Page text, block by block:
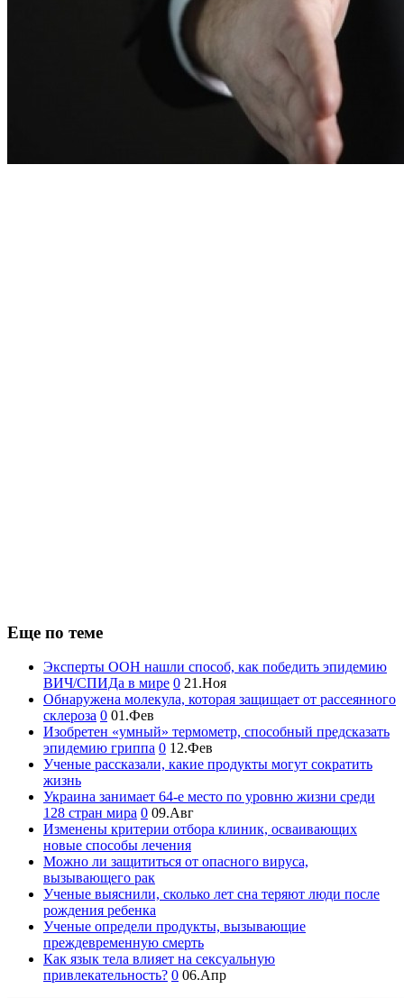
Еще по теме
Эксперты ООН нашли способ, как победить эпидемию
ВИЧ/СПИДа в мире 0 21.Ноя
Обнаружена молекула, которая защищает от рассеянного
склероза 0 01.Фев
Изобретен «умный» термометр, способный предсказать
эпидемию гриппа 0 12.Фев
Ученые рассказали, какие продукты могут сократить
жизнь
Украина занимает 64-е место по уровню жизни среди
128 стран мира 0 09.Авг
Изменены критерии отбора клиник, осваивающих
новые способы лечения
Можно ли защититься от опасного вируса,
вызывающего рак
Ученые выяснили, сколько лет сна теряют люди после
рождения ребенка
Ученые определи продукты, вызывающие
преждевременную смерть
Как язык тела влияет на сексуальную
привлекательность? 0 06.Апр